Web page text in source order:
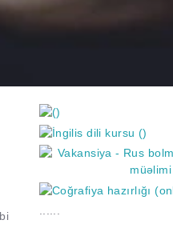
https://wa.me/994552244433